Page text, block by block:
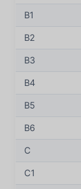
B1
B2
B3
B4
B5
B6
C
C1